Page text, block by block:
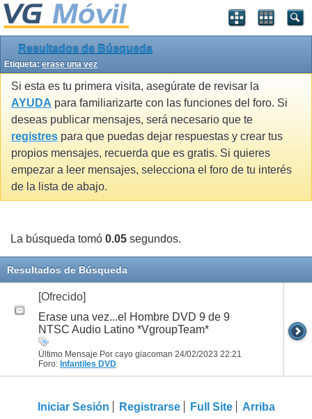
Resultados de Búsqueda
Etiqueta: erase una vez
Si esta es tu primera visita, asegúrate de revisar la
AYUDA para familiarizarte con las funciones del foro. Si
deseas publicar mensajes, será necesario que te
registres para que puedas dejar respuestas y crear tus
propios mensajes, recuerda que es gratis. Si quieres
empezar a leer mensajes, selecciona el foro de tu interés
de la lista de abajo.
La búsqueda tomó 0.05 segundos.
Resultados de Búsqueda
[Ofrecido]
Erase una vez...el Hombre DVD 9 de 9
NTSC Audio Latino *VgroupTeam*
Último Mensaje Por cayo giacoman 24/02/2023 22:21
Foro: Infantiles DVD
Iniciar Sesión Registrarse Full Site Arriba